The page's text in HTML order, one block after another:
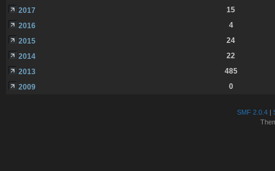
2017
15
2016
4
2015
24
2014
22
2013
485
2009
0
SMF 2.0.4|